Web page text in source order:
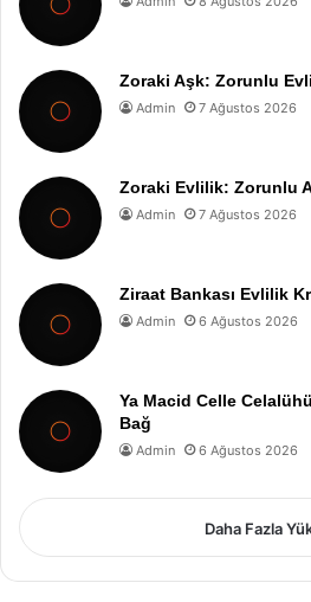
Zoraki Aşk: Zorunlu
Admin 7 Ağustos 2026
Zoraki Evlilik: Zorunlu
Admin 7 Ağustos 2026
Ziraat Bankası Evlilik
Admin 6 Ağustos 2026
Ya Macid Celle
Bağ
Admin 6 Ağustos 2026
Daha Fazla